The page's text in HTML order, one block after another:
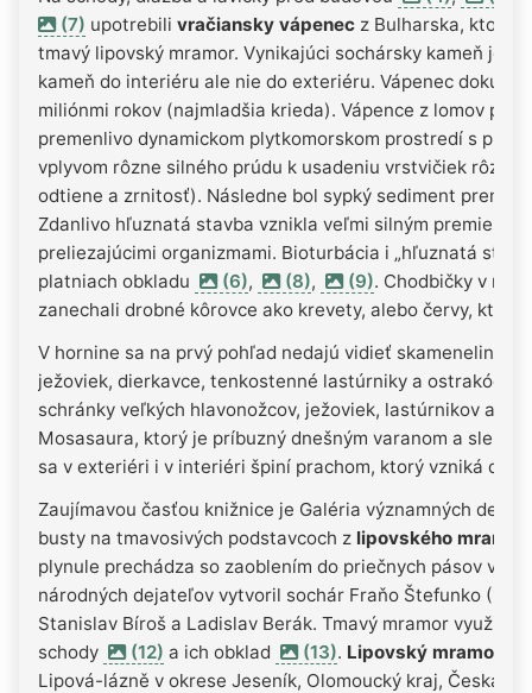
(7) upotrebili vračiansky vápenec z Bulharska, ktorý
tmavý lipovský mramor. Vynikajúci sochársky kameň je
kameň do interiéru ale nie do exteriéru. Vápenec
miliónmi rokov (najmladšia krieda). Vápence z lomov pri
premenlivo dynamickom plytkomorskom prostredí s
vplyvom rôzne silného prúdu k usadeniu vrstvičiek
odtiene a zrnitosť). Následne bol sypký sediment
Zdanlivo hľuznatá stavba vznikla veľmi silným
preliezajúcimi organizmami. Bioturbácia i „hľuznatá
platniach obkladu
(6), (8), (9). Chodbičky v
zanechali drobné kôrovce ako krevety, alebo červy, ktoré
V hornine sa na prvý pohľad nedajú vidieť skameneliny,
ježoviek, dierkavce, tenkostenné lastúrniky a ostrakódy.
schránky veľkých hlavonožcov, ježoviek, lastúrnikov a
Mosasaura, ktorý je príbuzný dnešným varanom a
sa v exteriéri i v interiéri špiní prachom, ktorý vzniká do
Zaujímavou časťou knižnice je Galéria významných
busty na tmavosivých podstavcoch z lipovského
plynule prechádza so zaoblením do priečnych pásov v
národných dejateľov vytvoril sochár Fraňo Štefunko
Stanislav Bíroš a Ladislav Berák. Tmavý mramor využili i
schody
(12) a ich obklad (13). Lipovský mramor
Lipová-lázně v okrese Jeseník, Olomoucký kraj, Česká